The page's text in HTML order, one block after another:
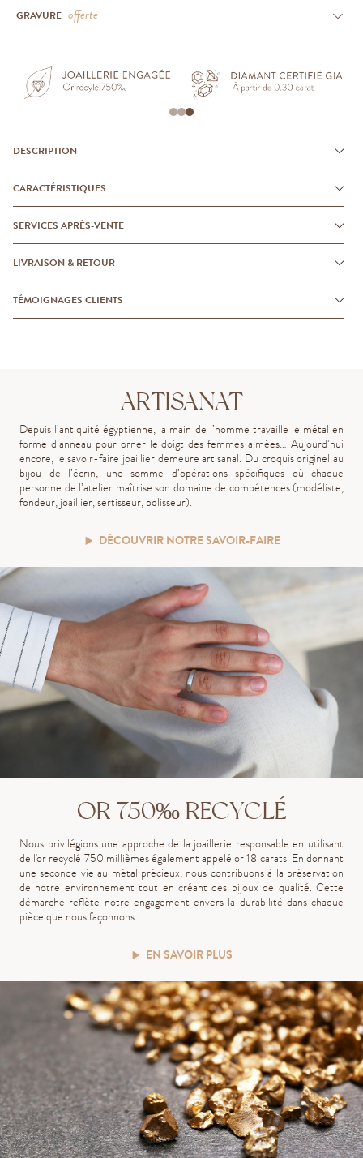
GRAVURE offerte
DESCRIPTION
CARACTÉRISTIQUES
SERVICES APRÈS-VENTE
LIVRAISON & RETOUR
TÉMOIGNAGES CLIENTS
ARTISANAT
Depuis l’antiquité égyptienne, la main de l’homme travaille le métal en
forme d’anneau pour orner le doigt des femmes aimées… Aujourd’hui
encore, le savoir-faire joaillier demeure artisanal. Du croquis originel au
bijou de l’écrin, une somme d’opérations spécifiques où chaque
personne de l’atelier maîtrise son domaine de compétences (modéliste,
fondeur, joaillier, sertisseur, polisseur).
DÉCOUVRIR NOTRE SAVOIR-FAIRE
OR 750‰ RECYCLÉ
Nous privilégions une approche de la joaillerie responsable en utilisant
de l'or recyclé 750 millièmes également appelé or 18 carats. En donnant
une seconde vie au métal précieux, nous contribuons à la préservation
de notre environnement tout en créant des bijoux de qualité. Cette
démarche reflète notre engagement envers la durabilité dans chaque
pièce que nous façonnons.
EN SAVOIR PLUS